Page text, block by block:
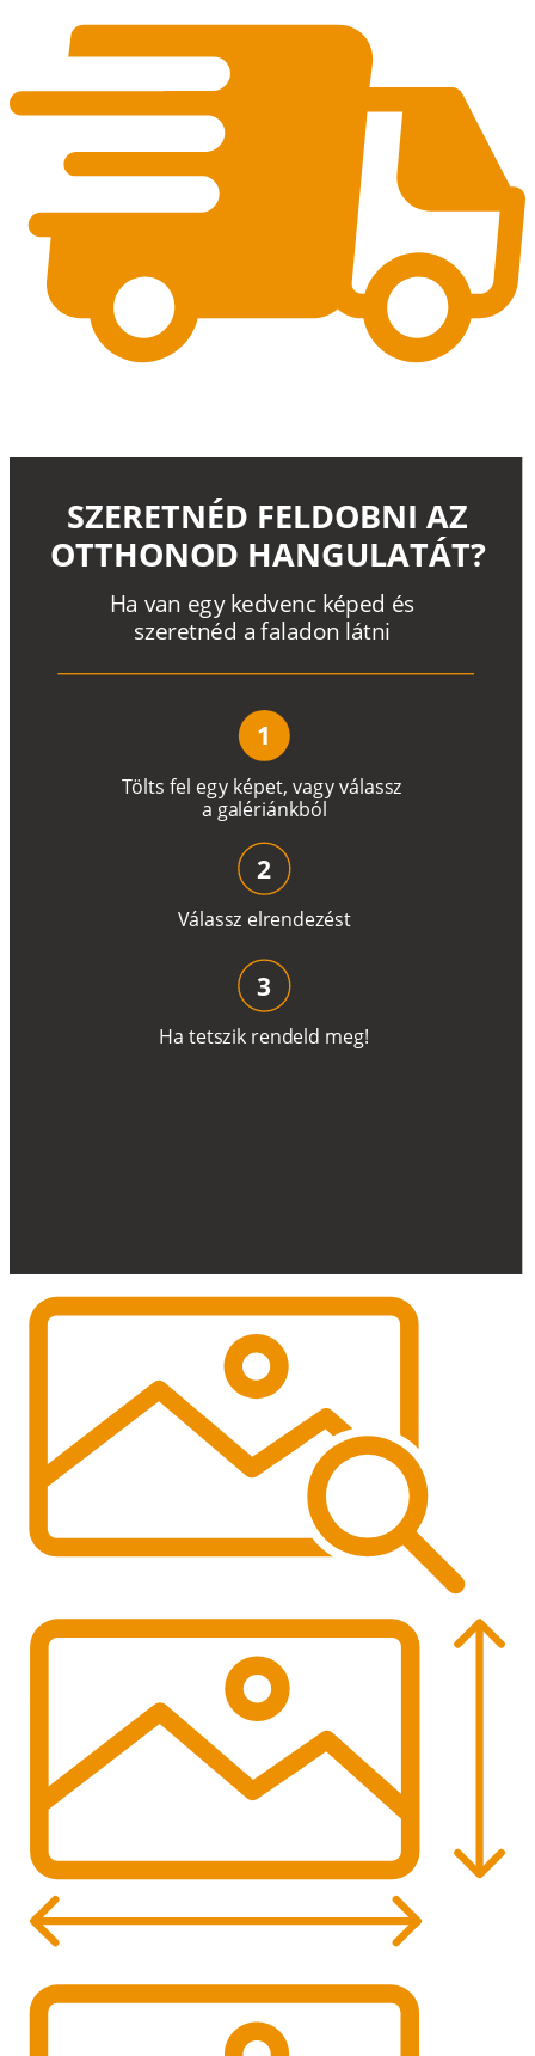
Tölts fel egy képet, vagyválassz
a galériánkból
Ha van egy kedvenc képed és
szeretnéd a faladon látni
SZERETNÉD FELDOBNI AZ
OTTHONOD HANGULATÁT?
1
Válassz elrendezést
2
Ha tetszik rendeld meg!
3